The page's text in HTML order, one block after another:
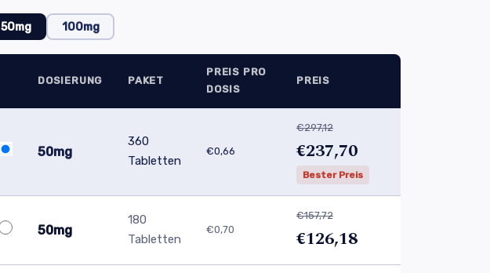
50mg 100mg
DOSIERUNG PAKET
PREIS PRO
DOSIS
PREIS
50mg
360
Tabletten
€0,66
€297,12
€237,70
Bester Preis
50mg
180
Tabletten
€0,70
€157,72
€126,18